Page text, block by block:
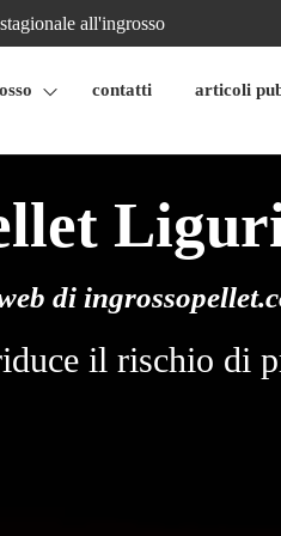
all'ingrosso
contatti articoli
di
il rischio di